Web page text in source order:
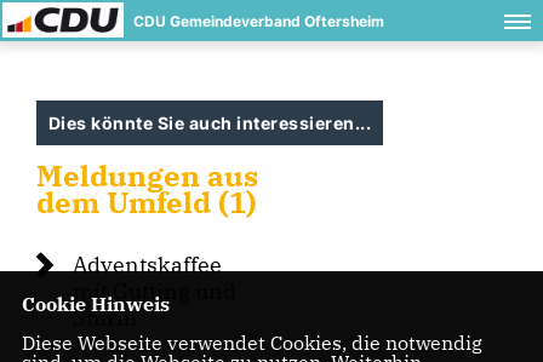
CDU Gemeindeverband Oftersheim
Dies könnte Sie auch interessieren...
Meldungen aus
dem Umfeld (1)
Adventskaffee
mit Gutting und
Sturm
Cookie Hinweis
Diese Webseite verwendet Cookies, die notwendig